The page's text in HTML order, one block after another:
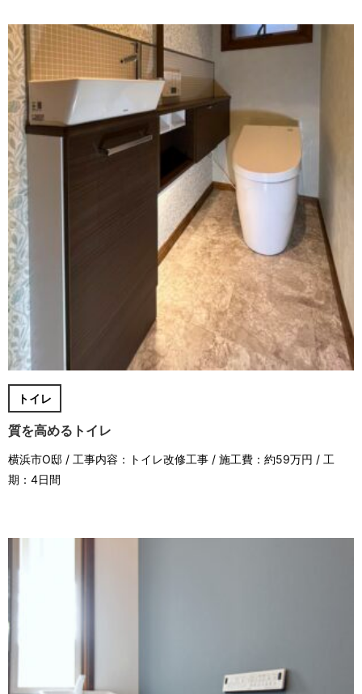
トイレ
質を高めるトイレ
横浜市O邸 / 工事内容：トイレ改修工事 / 施工費：約59万円 / 工
期：4日間